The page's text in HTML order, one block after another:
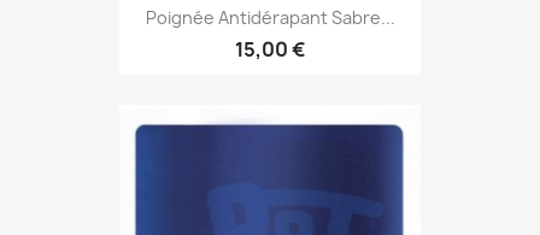
Poignée Antidérapant Sabre...
15,00 €